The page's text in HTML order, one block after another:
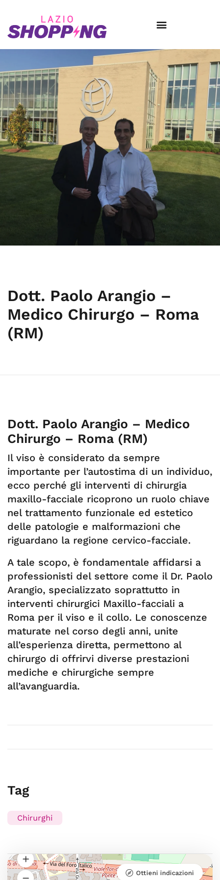
Dott. Paolo Arangio –
Medico Chirurgo – Roma
(RM)
Dott. Paolo Arangio – Medico
Chirurgo – Roma (RM)
Il viso è considerato da sempre
importante per l’autostima di un individuo,
ecco perché gli interventi di chirurgia
maxillo-facciale ricoprono un ruolo chiave
nel trattamento funzionale ed estetico
delle patologie e malformazioni che
riguardano la regione cervico-facciale.
A tale scopo, è fondamentale affidarsi a
professionisti del settore come il Dr. Paolo
Arangio, specializzato soprattutto in
interventi chirurgici Maxillo-facciali a
Roma per il viso e il collo. Le conoscenze
maturate nel corso degli anni, unite
all’esperienza diretta, permettono al
chirurgo di offrirvi diverse prestazioni
mediche e chirurgiche sempre
all’avanguardia.
Tag
Chirurghi
Ottieni indicazioni